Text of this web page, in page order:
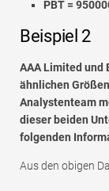
PBT =
Beispiel 2
AAA Limited und
ähnlichen
Analystenteam
dieser beiden
folgenden
Aus den obigen